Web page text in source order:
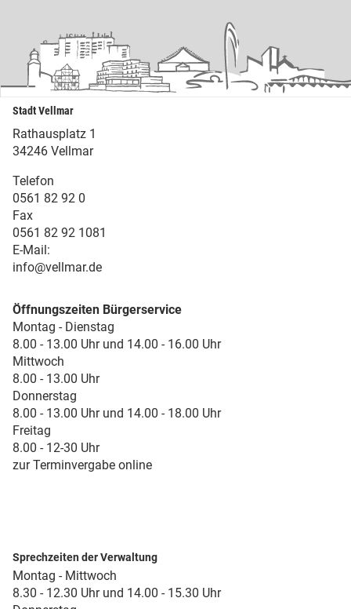
Stadt Vellmar
Rathausplatz 1
34246 Vellmar
Telefon
0561 82 92 0
Fax
0561 82 92 1081
E-Mail:
info@vellmar.de
Öffnungszeiten Bürgerservice
Montag - Dienstag
8.00 - 13.00 Uhr und 14.00 - 16.00 Uhr
Mittwoch
8.00 - 13.00 Uhr
Donnerstag
8.00 - 13.00 Uhr und 14.00 - 18.00 Uhr
Freitag
8.00 - 12-30 Uhr
zur Terminvergabe online
Sprechzeiten der Verwaltung
Montag - Mittwoch
8.30 - 12.30 Uhr und 14.00 - 15.30 Uhr